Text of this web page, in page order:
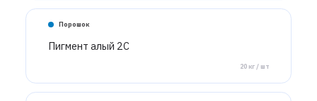
Порошок
Пигмент алый 2С
20 кг / шт